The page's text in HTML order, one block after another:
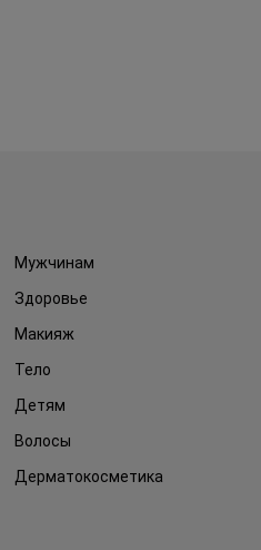
Мужчинам
Здоровье
Макияж
Тело
Детям
Волосы
Дерматокосметика